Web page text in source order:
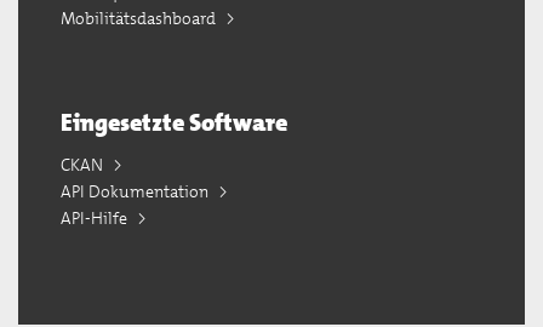
Mobilitätsdashboard
Eingesetzte Software
CKAN
API Dokumentation
API-Hilfe